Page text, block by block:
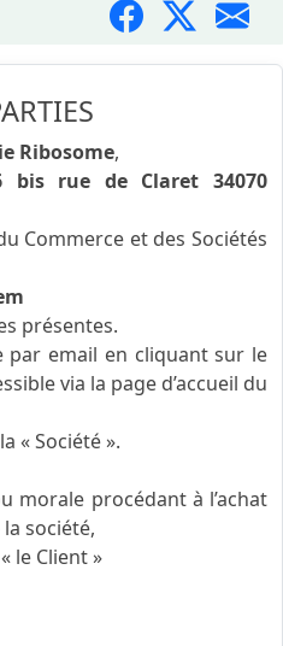
Ribosome,
bis rue de Claret 34070
Commerce et des Sociétés
présentes.
par email en cliquant sur le
via la page d’accueil du
« Société ».
morale procédant à l’achat
société,
le Client »